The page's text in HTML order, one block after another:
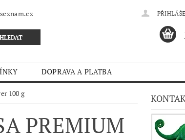
DOPRAVA A PLATBA
100 g
PREMIUM